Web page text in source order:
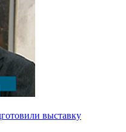
выставку